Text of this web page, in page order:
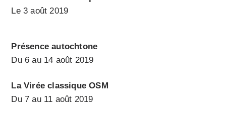
Le 3 août 2019
Présence autochtone
Du 6 au 14 août 2019
La Virée classique OSM
Du 7 au 11 août 2019